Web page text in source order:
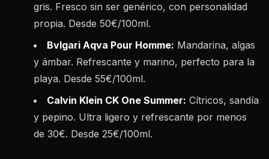
gris. Fresco sin ser genérico, con personalidad
propia. Desde 50€/100ml.
Bvlgari Aqva Pour Homme: Mandarina, algas
y ámbar. Refrescante y marino, perfecto para la
playa. Desde 55€/100ml.
Calvin Klein CK One Summer: Cítricos, sandía
y pepino. Ultra ligero y refrescante por menos
de 30€. Desde 25€/100ml.